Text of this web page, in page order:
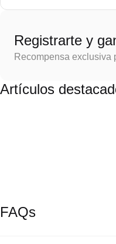
Registrarte y
Recompensa exclusiva
Artículos
FAQs